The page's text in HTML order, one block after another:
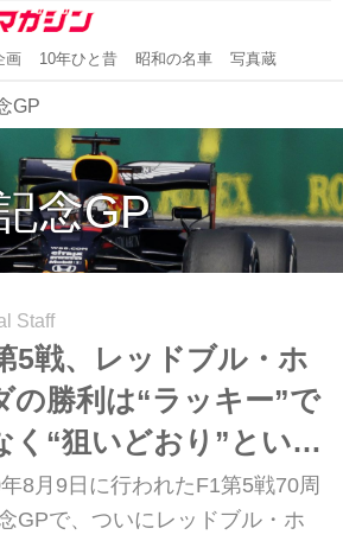
画 10年ひと昔 昭和の名車 写真蔵
GP
念GP
Staff
5戦、レッドブル・ホ
の勝利は“ラッキー”で
く“狙いどおり”という
ダ陣営の証言【モータ
ポーツ】
8月9日に行われたF1第5戦70周
GPで、ついにレッドブル・ホ